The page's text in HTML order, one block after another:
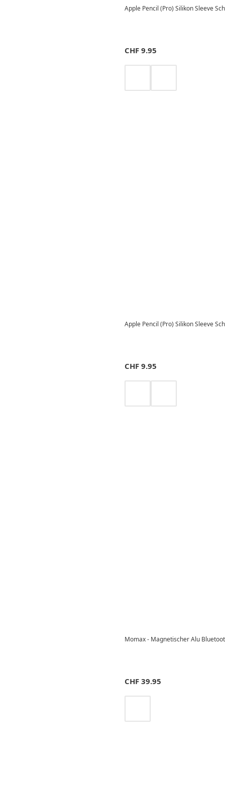
Apple Pencil (Pro) Silikon Sleeve
CHF 9.95
Apple Pencil (Pro) Silikon Sleeve
CHF 9.95
Momax - Magnetischer Alu
CHF 39.95